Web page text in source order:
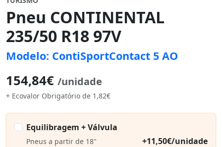
Pneu CONTINENTAL
235/50 R18 97V
Modelo: ContiSportContact 5 AO
154,84€ /unidade
+ Ecovalor Obrigatório de 1,82€
Equilibragem + Válvula
Pneus a partir de 18" +11,50€/unidade